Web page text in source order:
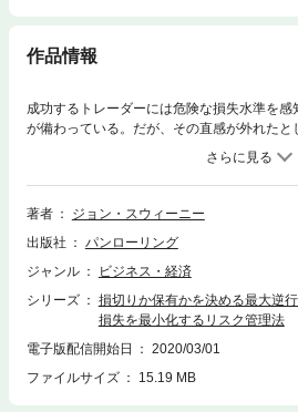
作品情報
成功するトレーダーには危険な損失水準を
が備わっている。だが、その直感が外れた
きな損失が予測されるとき、単なる推測を超
もる技術が必要になる。とはいうものの、
―つまり、損失量を定量的に測定すること
はイエスである。そして、それを可能にして
ク管理法は、トレーディングの意思決定を行
で、悲惨な結果を避けることを可能にするも
トック・アンド・コモディティーズ』誌の
ジョン・スウィーニーが本書で初めて明ら
失点の測定を成功させるための鍵は、市場が
どうかを見極めることである、とスウィーニ
からの値動きを測定しチャート化することで
著者
ジョン・スウィーニー
出版社
パンローリング
ジャンル
ビジネス・経済
シリーズ
損切りか保有かを決める最大逆
損失を最小化するリスク管理法
電子版配信開始日
2020/03/01
ファイルサイズ
15.19 MB